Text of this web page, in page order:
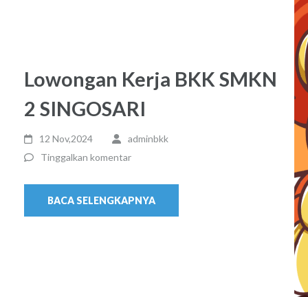
Lowongan Kerja BKK SMKN
2 SINGOSARI
12 Nov,2024
adminbkk
Tinggalkan komentar
BACA SELENGKAPNYA